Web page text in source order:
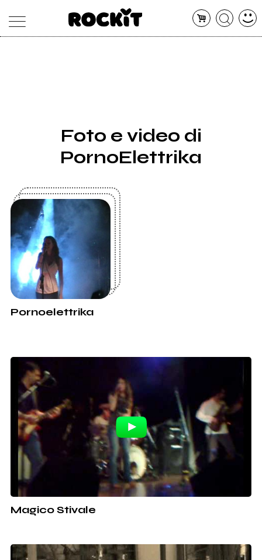
RADIOFoto e video di
PornoElettrika
Pornoelettrika
Magico Stivale